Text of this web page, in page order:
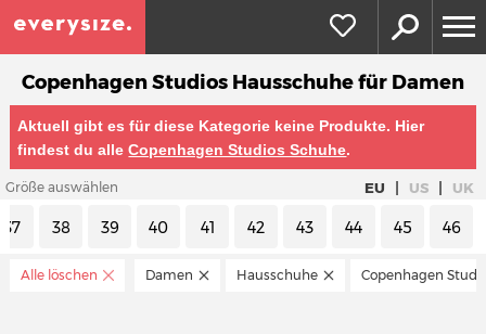
Copenhagen Studios Hausschuhe für Damen
Aktuell gibt es für diese Kategorie keine Produkte. Hier
findest du alleCopenhagen Studios Schuhe.
Größe auswählen EU | US | UK
37 38 39 40 41 42 43 44 45 46
Alle löschen Damen Hausschuhe Copenhagen